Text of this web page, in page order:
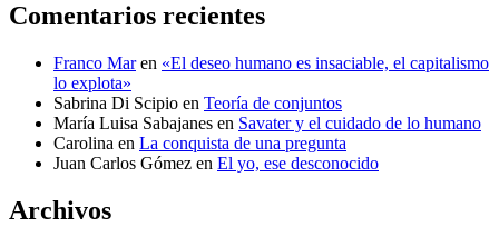
Comentarios recientes
Franco Maren «El deseo humano es insaciable, el capitalismo
lo explota»
Sabrina Di Scipio en Teoría de conjuntos
María Luisa Sabajanes en Savater y el cuidado de lo humano
Carolina en La conquista de una pregunta
Juan Carlos Gómez en El yo, ese desconocido
Archivos